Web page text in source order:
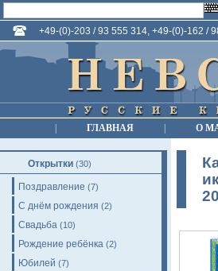
+49-(0)-203 / 93 555 314, +49-(0)-162 /
ГЛАВНАЯ О
Открытки (30)
Поздравление (7)
С днём рождения (2)
Свадьба (10)
Рождение ребёнка (2)
Юбилей (7)